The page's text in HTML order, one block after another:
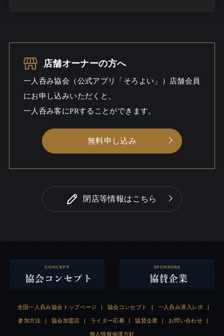
シーン
店舗オーナーの方へ
一人呑み協会（公式アプリ「そろよい」）店舗会員
にお申し込みいただくと、
一人呑み客にPRすることができます。
無料申し込み
閉店等情報はこちら
全国一人呑み協会トップページ | 協会コンセプト | 一人呑み潜入レポ |
参加方法 | 協会加盟店 | ライター応募 | 協賛企業 | お問い合わせ |
個人情報保護方針